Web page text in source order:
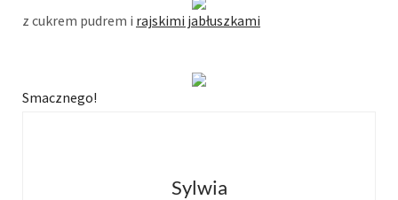
z cukrem pudrem i rajskimi jabłuszkami
Smacznego!
Sylwia